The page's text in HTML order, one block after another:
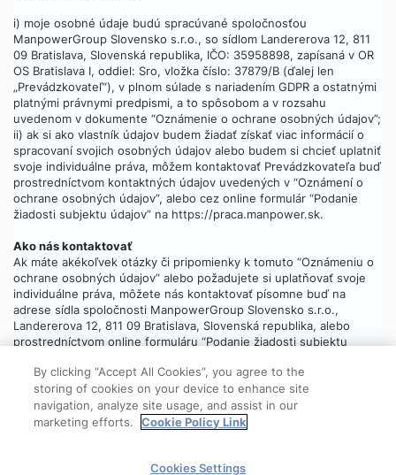
i) moje osobné údaje budú spracúvané spoločnosťou
ManpowerGroup Slovensko s.r.o., so sídlom Landererova 12, 811
09 Bratislava, Slovenská republika, IČO: 35958898, zapísaná v OR
OS Bratislava I, oddiel: Sro, vložka číslo: 37879/B (ďalej len
„Prevádzkovateľ“), v plnom súlade s nariadením GDPR a ostatnými
platnými právnymi predpismi, a to spôsobom a v rozsahu
uvedenom v dokumente “Oznámenie o ochrane osobných údajov”;
ii) ak si ako vlastník údajov budem žiadať získať viac informácií o
spracovaní svojich osobných údajov alebo budem si chcieť uplatniť
svoje individuálne práva, môžem kontaktovať Prevádzkovateľa buď
prostredníctvom kontaktných údajov uvedených v “Oznámení o
ochrane osobných údajov”, alebo cez online formulár “Podanie
žiadosti subjektu údajov” na https://praca.manpower.sk.
Ako nás kontaktovať
Ak máte akékoľvek otázky či pripomienky k tomuto “Oznámeniu o
ochrane osobných údajov” alebo požadujete si uplatňovať svoje
individuálne práva, môžete nás kontaktovať písomne buď na
adrese sídla spoločnosti ManpowerGroup Slovensko s.r.o.,
Landererova 12, 811 09 Bratislava, Slovenská republika, alebo
prostredníctvom online formuláru “Podanie žiadosti subjektu
By clicking “Accept All Cookies”, you agree to the
storing of cookies on your device to enhance site
navigation, analyze site usage, and assist in our
marketing efforts.
Cookie Policy Link
Cookies Settings